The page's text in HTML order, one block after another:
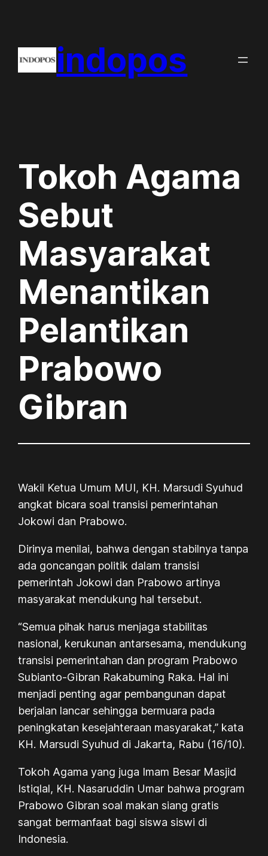
content
indopos
Tokoh Agama
Sebut
Masyarakat
Menantikan
Pelantikan
Prabowo
Gibran
Wakil Ketua Umum MUI, KH. Marsudi Syuhud
angkat bicara soal transisi pemerintahan
Jokowi dan Prabowo.
Dirinya menilai, bahwa dengan stabilnya tanpa
ada goncangan politik dalam transisi
pemerintah Jokowi dan Prabowo artinya
masyarakat mendukung hal tersebut.
“Semua pihak harus menjaga stabilitas
nasional, kerukunan antarsesama, mendukung
transisi pemerintahan dan program Prabowo
Subianto-Gibran Rakabuming Raka. Hal ini
menjadi penting agar pembangunan dapat
berjalan lancar sehingga bermuara pada
peningkatan kesejahteraan masyarakat,” kata
KH. Marsudi Syuhud di Jakarta, Rabu (16/10).
Tokoh Agama yang juga Imam Besar Masjid
Istiqlal, KH. Nasaruddin Umar bahwa program
Prabowo Gibran soal makan siang gratis
sangat bermanfaat bagi siswa siswi di
Indonesia.